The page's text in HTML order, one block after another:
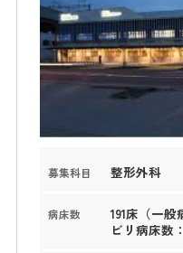
募集科目 整形外科
病床数
191床（一般
ビリ病床数